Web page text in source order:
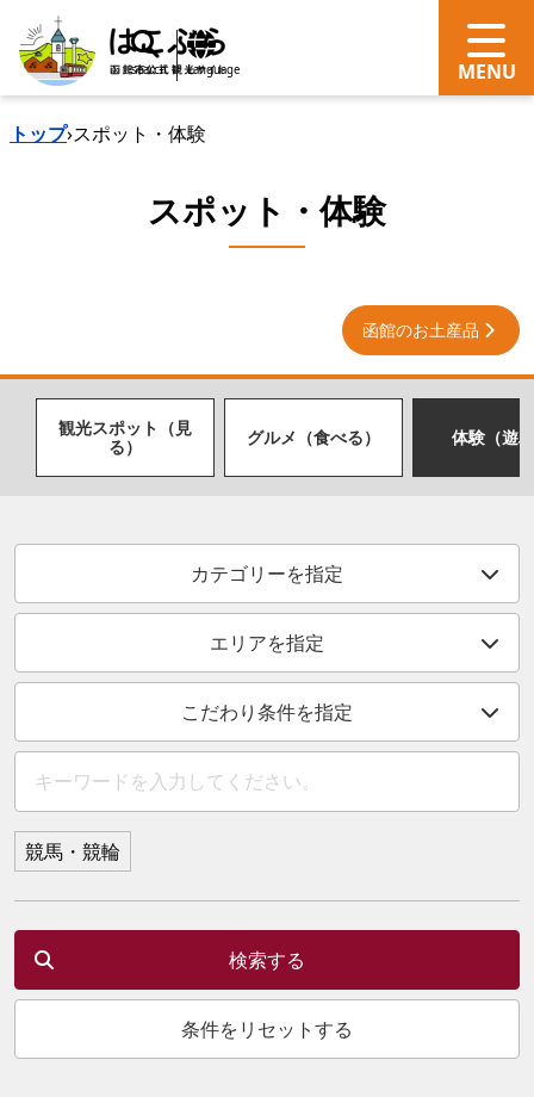
search Language
トップ›スポット・体験
スポット・体験
函館のお土産品
観光スポット（見
る）
グルメ（食べる） 体験（遊
カテゴリーを指定
エリアを指定
こだわり条件を指定
競馬・競輪
検索する
条件をリセットする